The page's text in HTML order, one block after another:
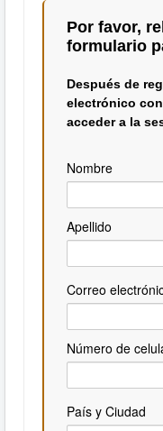
Por favor,
formulario
Después de
electrónico
acceder a la
Nombre
Apellido
Correo
Número de
País y Ciudad